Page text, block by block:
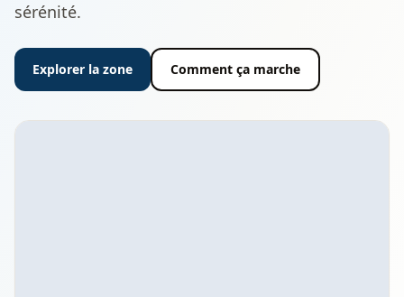
sérénité.
Explorer la zone Comment ça marche